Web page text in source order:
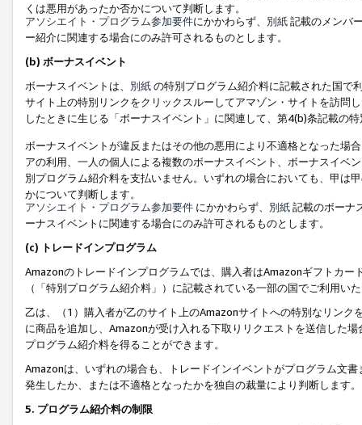
くは悪用があったか否かについて判断します。
アソシエイト・プログラム参加要件にかかわらず、 別紙記載のメンバ
ー紹介に関連する場合にのみ許可されるものとします。
(b) ボーナスイベント
ボーナスイベントは、 別紙の特別プログラム紹介料に記載された国で
サイト上の特別リンクをクリックスルーしてアマゾン・サイトを訪問
したときに生じる「ボーナスイベント」に関連して、第4(b)条記載の
ボーナスイベントが違反またはその他の悪用により不適格となった場
アの利用、一人の個人による複数のボーナスイベント、ボーナスイベ
別プログラム紹介料を支払いません。いずれの場合においても、甲は
かについて判断します。
アソシエイト・プログラム参加要件 にかかわらず、 別紙記載のボーナ
ーナスイベントに関連する場合にのみ許可されるものとします。
(c) トレードインプログラム
Amazonのトレードインプログラムでは、購入者はAmazonギフトカ
（「特別プログラム紹介料」）に記載されている一部の国でご利用い
乙は、（1）購入者が乙のサイト上のAmazonサイトへの特別なリン
に商品を追加し、Amazonが受け入れる下取りリクエストを送信した
プログラム紹介料を得ることができます。
Amazonは、いずれの場合も、トレードインイベントがプログラム文
発生したか、または不適格となったかを独自の裁量により判断します。
5. プログラム紹介料の制限